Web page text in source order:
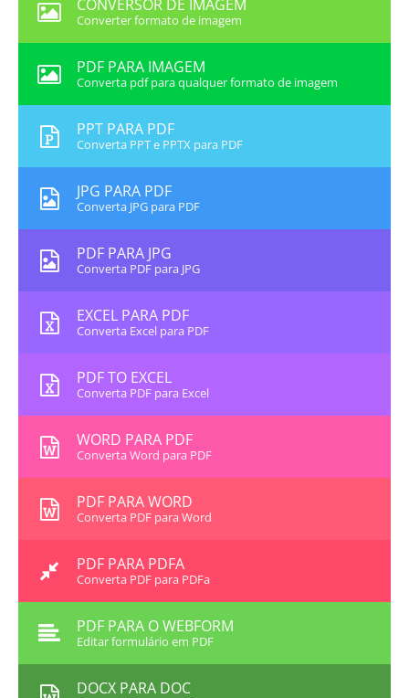
CONVERSOR DE IMAGEM
Converter formato de imagem
PDF PARA IMAGEM
Converta pdf para qualquer formato de imagem
PPT PARA PDF
Converta PPT e PPTX para PDF
JPG PARA PDF
Converta JPG para PDF
PDF PARA JPG
Converta PDF para JPG
EXCEL PARA PDF
Converta Excel para PDF
PDF TO EXCEL
Converta PDF para Excel
WORD PARA PDF
Converta Word para PDF
PDF PARA WORD
Converta PDF para Word
PDF PARA PDFA
Converta PDF para PDFa
PDF PARA O WEBFORM
Editar formulário em PDF
DOCX PARA DOC